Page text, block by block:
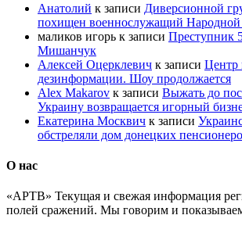
Анатолий к записи Диверсионной
похищен военнослужащий
маликов игорь к записи Преступник
Мишанчук
Алексей Оцерклевич к записи Центр
дезинформации. Шоу продолжается
Alex Makarov к записи Выжать до
Украину возвращается игорный
Екатерина Москвич к записи
обстреляли дом донецких
О нас
«АРТВ» Текущая и свежая информация
полей сражений. Мы говорим и